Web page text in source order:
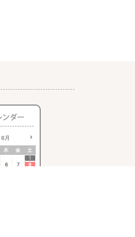
8月
木 金
土
1
6 7
8